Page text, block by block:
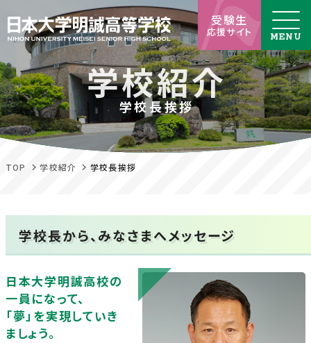
受験生
応援サイト
学校長挨拶
TOP 学校紹介 学校長挨拶
学校長から、みなさまへメッセージ
日本大学明誠高校の
一員になって、
「夢」を実現していき
ましょう。